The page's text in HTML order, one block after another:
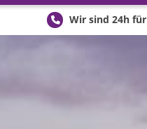
Wir sind 24h